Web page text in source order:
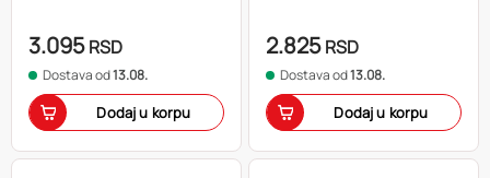
3.095RSD
Dostava od13.08.
Dodaj u korpu
2.825RSD
Dostava od13.08.
Dodaj u korpu